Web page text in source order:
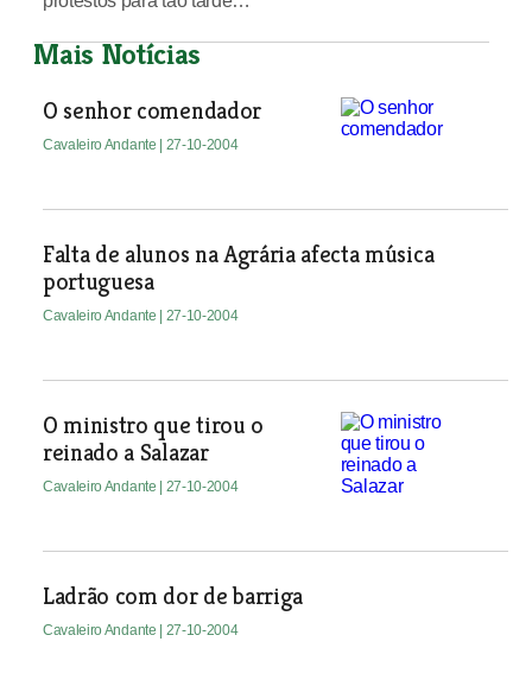
Mais Notícias
O senhor comendador
Cavaleiro Andante | 27-10-2004
Falta de alunos na Agrária afecta música
portuguesa
Cavaleiro Andante | 27-10-2004
O ministro que tirou o
reinado a Salazar
Cavaleiro Andante | 27-10-2004
Ladrão com dor de barriga
Cavaleiro Andante | 27-10-2004